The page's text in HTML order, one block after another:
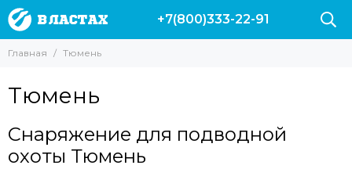
+7(800)333-22-91
Главная Тюмень
Тюмень
Снаряжение для подводной
охоты Тюмень